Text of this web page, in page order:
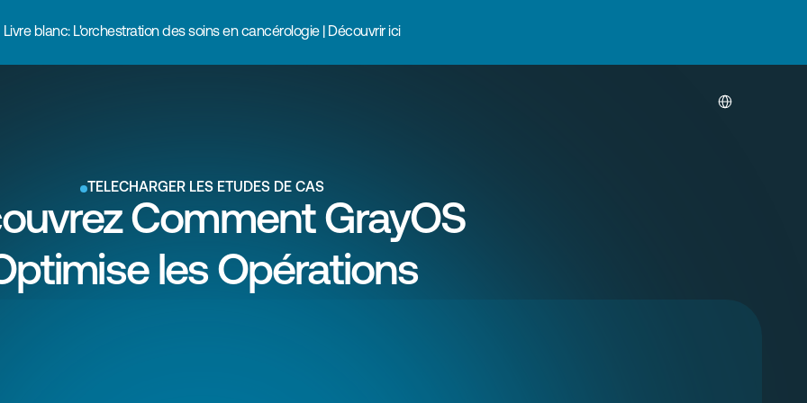
Livre blanc: L'orchestration des soins en cancérologie | Découvrir ici
TÉLÉCHARGER LES ÉTUDES DE CAS
Comment GrayOS
les Opérations